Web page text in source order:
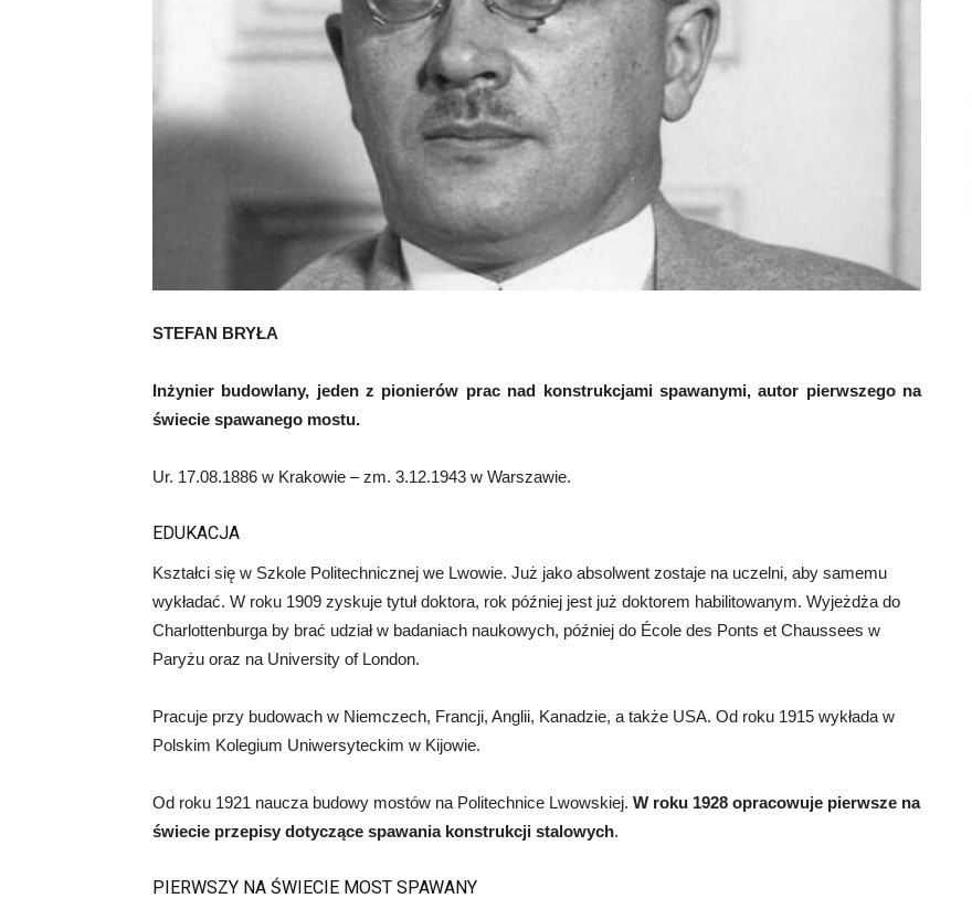
STEFAN BRYŁA
Inżynier budowlany, jeden z pionierów prac nad konstrukcjami spawanymi, autor pierwszego na
świecie spawanego mostu.
Ur. 17.08.1886 w Krakowie – zm. 3.12.1943 w Warszawie.
EDUKACJA
Kształci się w Szkole Politechnicznej we Lwowie. Już jako absolwent zostaje na uczelni, aby samemu
wykładać. W roku 1909 zyskuje tytuł doktora, rok później jest już doktorem habilitowanym. Wyjeżdża do
Charlottenburga by brać udział w badaniach naukowych, później do École des Ponts et Chaussees w
Paryżu oraz na University of London.
Pracuje przy budowach w Niemczech, Francji, Anglii, Kanadzie, a także USA. Od roku 1915 wykłada w
Polskim Kolegium Uniwersyteckim w Kijowie.
Od roku 1921 naucza budowy mostów na Politechnice Lwowskiej. W roku 1928 opracowuje pierwsze na
świecie przepisy dotyczące spawania konstrukcji stalowych.
PIERWSZY NA ŚWIECIE MOST SPAWANY